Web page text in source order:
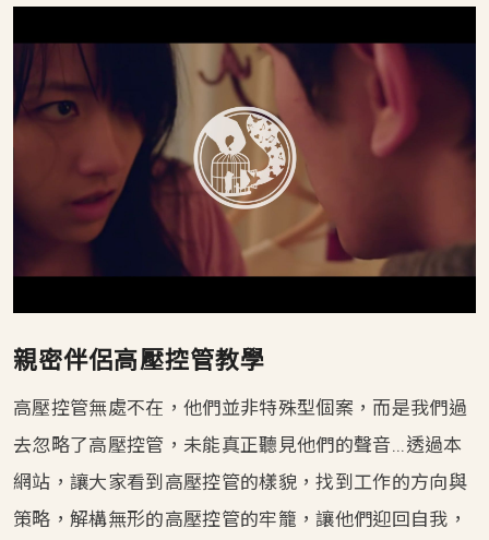
親密伴侶高壓控管教學
高壓控管無處不在，他們並非特殊型個案，而是我們過
去忽略了高壓控管，未能真正聽見他們的聲音...透過本
網站，讓大家看到高壓控管的樣貌，找到工作的方向與
策略，解構無形的高壓控管的牢籠，讓他們迎回自我，